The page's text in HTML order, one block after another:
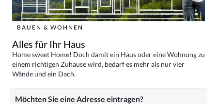
BAUEN & WOHNEN
Alles für Ihr Haus
Home sweet Home! Doch damit ein Haus oder eine Wohnung zu
einem richtigen Zuhause wird, bedarf es mehr als nur vier
Wände und ein Dach.
Möchten Sie eine Adresse eintragen?